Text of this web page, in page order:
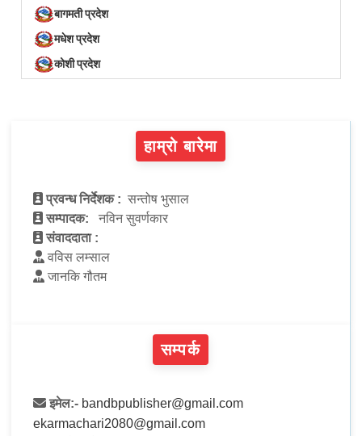
बागमती प्रदेश
मधेश प्रदेश
कोशी प्रदेश
हाम्रो बारेमा
प्रवन्ध निर्देशक : सन्तोष भुसाल
सम्पादक:
नविन सुवर्णकार
संवाददाता :
वविस लम्साल
जानकि गौतम
सम्पर्क
इमेल:- bandbpublisher@gmail.com
ekarmachari2080@gmail.com